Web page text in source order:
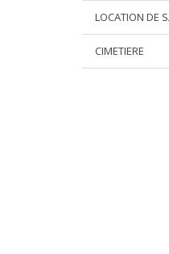
LOCATION DE
CIMETIERE